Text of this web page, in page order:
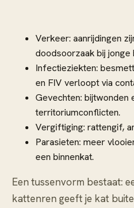
Verkeer: aanrijdingen
doodsoorzaak bij jonge
Infectieziekten:
en FIV verloopt via
Gevechten: bijtwonden
territoriumconflicten.
Vergiftiging: rattengif,
Parasieten: meer
een binnenkat.
Een tussenvorm bestaat:
kattenren geeft je kat